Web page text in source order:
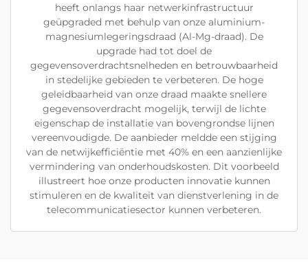
heeft onlangs haar netwerkinfrastructuur
geüpgraded met behulp van onze aluminium-
magnesiumlegeringsdraad (Al-Mg-draad). De
upgrade had tot doel de
gegevensoverdrachtsnelheden en betrouwbaarheid
in stedelijke gebieden te verbeteren. De hoge
geleidbaarheid van onze draad maakte snellere
gegevensoverdracht mogelijk, terwijl de lichte
eigenschap de installatie van bovengrondse lijnen
vereenvoudigde. De aanbieder meldde een stijging
van de netwijkefficiëntie met 40% en een aanzienlijke
vermindering van onderhoudskosten. Dit voorbeeld
illustreert hoe onze producten innovatie kunnen
stimuleren en de kwaliteit van dienstverlening in de
telecommunicatiesector kunnen verbeteren.